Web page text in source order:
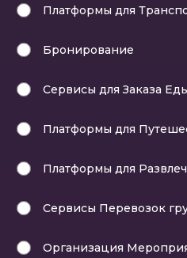
Платформы для
Бронирование
Сервисы для Заказа
Платформы для
Платформы для
Сервисы Перевозок
Организация